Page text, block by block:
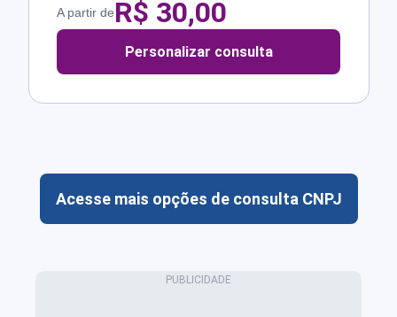
A partir deR$ 30,00
Personalizar consulta
Acesse mais opções de consulta CNPJ